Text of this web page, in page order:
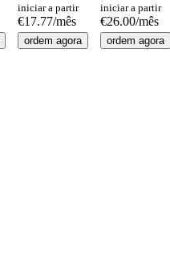
iniciar a partir
€17.77/mês
iniciar a partir
€26.00/mês
ordem agora ordem agora